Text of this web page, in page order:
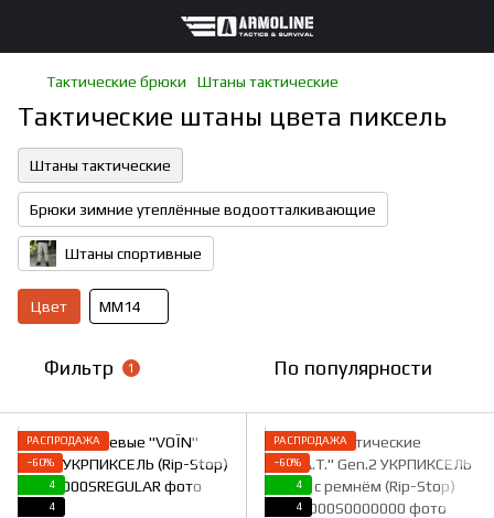
Тактические брюки Штаны тактические
Тактические штаны цвета пиксель
Штаны тактические
Брюки зимние утеплённые водоотталкивающие
Штаны спортивные
Цвет ММ14
Фильтр 1 По популярности
РАСПРОДАЖА
−60%
4
4
РАСПРОДАЖА
−60%
4
4